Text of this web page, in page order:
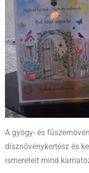
A gyógy- és
dísznövénykertész és
ismereteit mind